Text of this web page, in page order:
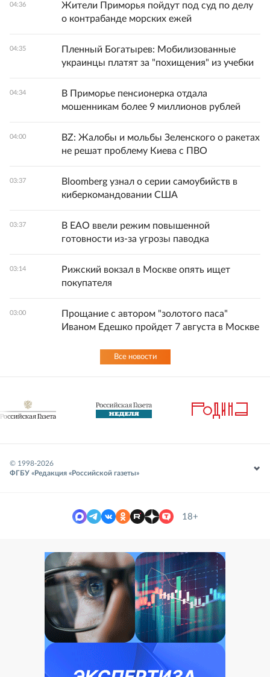
04:36
Жители Приморья пойдут под суд по делу
о контрабанде морских ежей
04:35
Пленный Богатырев: Мобилизованные
украинцы платят за "похищения" из учебки
04:34
В Приморье пенсионерка отдала
мошенникам более 9 миллионов рублей
04:00
BZ: Жалобы и мольбы Зеленского о ракетах
не решат проблему Киева с ПВО
03:37
Bloomberg узнал о серии самоубийств в
киберкомандовании США
03:37
В ЕАО ввели режим повышенной
готовности из-за угрозы паводка
03:14
Рижский вокзал в Москве опять ищет
покупателя
03:00
Прощание с автором "золотого паса"
Иваном Едешко пройдет 7 августа в Москве
Все новости
© 1998-2026
ФГБУ «Редакция «Российской газеты»
18+